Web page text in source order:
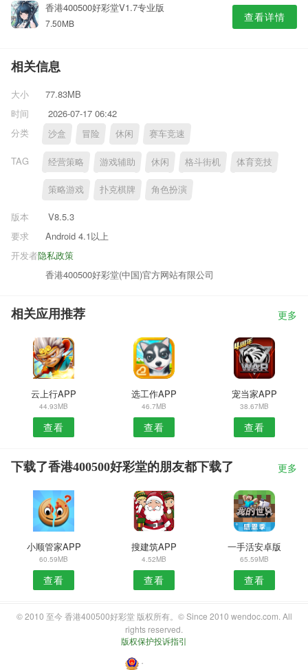
香港400500好彩堂V1.7专业版
7.50MB 查看详情
相关信息
大小
77.83MB
时间
2026-07-17 06:42
分类
沙盒 冒险 休闲 赛车竞速
TAG 经营策略 游戏辅助 休闲 格斗街机 体育竞技
策略游戏 扑克棋牌 角色扮演
版本
V8.5.3
要求
Android 4.1以上
隐私政策
开发者
香港400500好彩堂(中国)官方网站有限公司
相关应用推荐 更多
云上行APP
44.93MB
查看
选工作APP
46.7MB
查看
宠当家APP
38.67MB
查看
下载了香港400500好彩堂的朋友都下载了 更多
小顺管家APP
60.59MB
查看
搜建筑APP
4.52MB
查看
一手活安卓版
65.59MB
查看
© 2010 至今 香港400500好彩堂 版权所有。© Since 2010 wendoc.com. All
rights reserved.
版权保护投诉指引
・